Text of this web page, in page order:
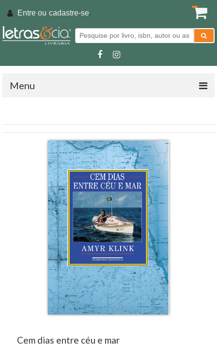
Entre ou cadastre-se.
Menu
Cem dias entre céu e mar